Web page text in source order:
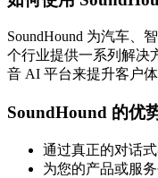
SoundHound 为汽车、
个行业提供一系列解决
音 AI 平台来提升客户
SoundHound 的优
通过真正的对话
为您的产品或服